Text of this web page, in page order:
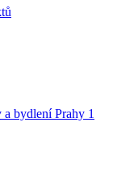
bydlení Prahy 1